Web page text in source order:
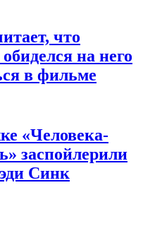
что
на него
в фильме
«Человека-
заспойлерили
Синк